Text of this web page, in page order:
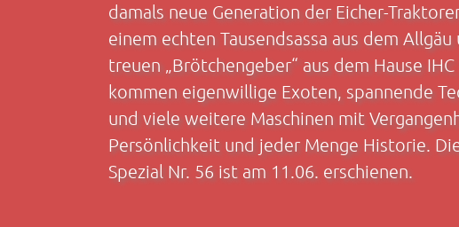
damals neue Generation der Eicher-
einem echten Tausendsassa aus dem
treuen „Brötchengeber“ aus dem Hause IHC
kommen eigenwillige Exoten, spannende
und viele weitere Maschinen mit
Persönlichkeit und jeder Menge Historie.
Spezial Nr. 56 ist am 11.06. erschienen.